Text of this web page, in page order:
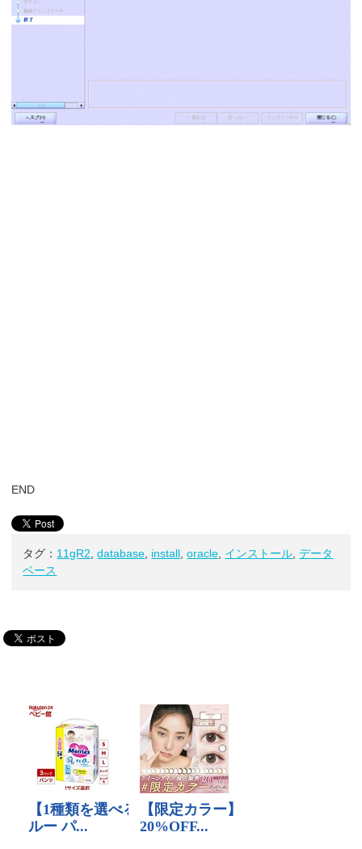
END
タグ： 11gR2 ,database install ,oracle インストール ,データ
ベース